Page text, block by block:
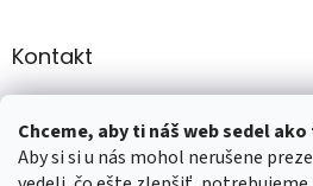
Chceme, aby ti náš web sedel
Aby si si u nás mohol nerušene
Kontakt
+421 907947783